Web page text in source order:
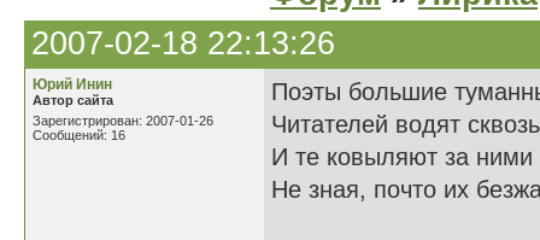
2007-02-18 22:13:26
Юрий Инин
Автор сайта
Зарегистрирован: 2007-01-26
Сообщений: 16
Поэты большие
Читателей водят
И те ковыляют за ними
Не зная, почто их